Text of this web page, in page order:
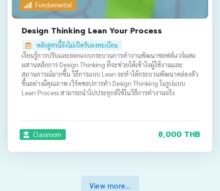
Fundamental
Design Thinking Lean Your Process
หลักสูตรนี้ยังไม่เปิดรับลงทะเบียน
เรียนรู้การปรับและออกแบบกระบวนการทำงานพัฒนาซอฟต์แวร์ผสม
ผสานหลักการ Design Thinking ที่จะช่วยให้เข้าใจผู้ใช้งานและ
สถานการณ์มากขึ้น วิธีการแบบ Lean จะทำให้กระบวนพัฒนาคล่องตัว
ขึ้นอย่างมีคุณภาพ เวิร์คชอปการทำ Design Thinking ในรูปแบบ
Lean Process สามารถนำไปประยุกต์ใช้ในวิธีการทำงานจริง
Classroom 8,000 THB
View more...